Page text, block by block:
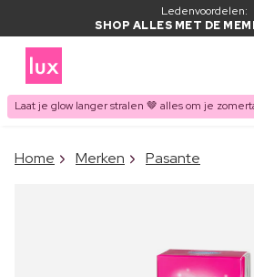
Ledenvoordelen:
SHOP ALLES MET DE
Laat je glow langer stralen 🤎 alles om je
ITEM TOEGEVOEGD
Home Merken Pasante